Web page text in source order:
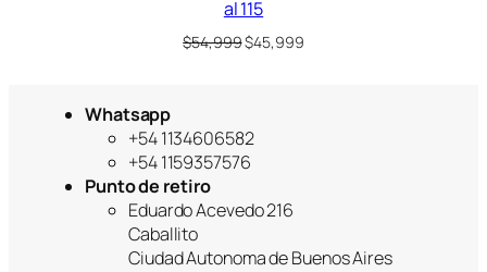
al 115
$54,999El
$45,999El
Whatsapp
+54 1134606582
+54 1159357576
Punto de retiro
Eduardo Acevedo 216
Caballito
Ciudad Autonoma de Buenos Aires